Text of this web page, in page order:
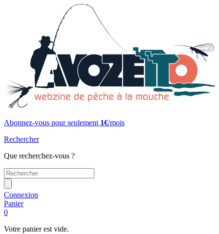
Abonnez-vous pour seulement 1€/mois
Rechercher
Que recherchez-vous ?
Connexion
Panier
0
Votre panier est vide.